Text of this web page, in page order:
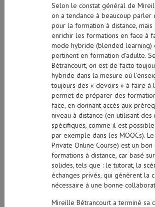
Selon le constat général de
on a tendance à beaucoup parler
pour la formation à distance, mais
enrichir les formations en face à
mode hybride (blended learning)
pertinent en formation d’adulte.
Bétrancourt, on est de facto
hybride dans la mesure où
toujours des « devoirs » à faire à
permet de préparer des
face, en donnant accès aux
niveau à distance (en utilisant des
spécifiques, comme il est
par exemple dans les MOOCs). Le
Private Online Course) est un
formations à distance, car basé
solides, tels que : le tutorat, la
échanges privés, qui génèrent la
nécessaire à une bonne
Mireille Bétrancourt a terminé sa